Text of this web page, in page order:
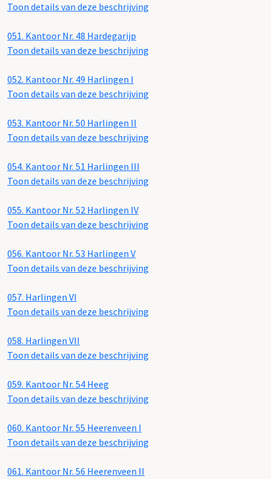
Toon details van deze beschrijving
051. Kantoor Nr. 48 Hardegarijp
Toon details van deze beschrijving
052. Kantoor Nr. 49 Harlingen I
Toon details van deze beschrijving
053. Kantoor Nr. 50 Harlingen II
Toon details van deze beschrijving
054. Kantoor Nr. 51 Harlingen III
Toon details van deze beschrijving
055. Kantoor Nr. 52 Harlingen IV
Toon details van deze beschrijving
056. Kantoor Nr. 53 Harlingen V
Toon details van deze beschrijving
057. Harlingen VI
Toon details van deze beschrijving
058. Harlingen VII
Toon details van deze beschrijving
059. Kantoor Nr. 54 Heeg
Toon details van deze beschrijving
060. Kantoor Nr. 55 Heerenveen I
Toon details van deze beschrijving
061. Kantoor Nr. 56 Heerenveen II